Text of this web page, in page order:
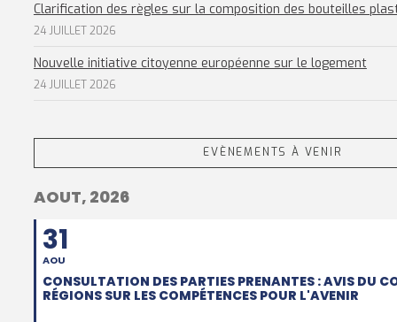
Clarification des règles sur la composition des bouteilles
24 JUILLET 2026
Nouvelle initiative citoyenne européenne sur le logement
24 JUILLET 2026
EVÈNEMENTS À VENIR
AOUT, 2026
31
AOU
CONSULTATION DES PARTIES PRENANTES : AVIS DU
RÉGIONS SUR LES COMPÉTENCES POUR L'AVENIR